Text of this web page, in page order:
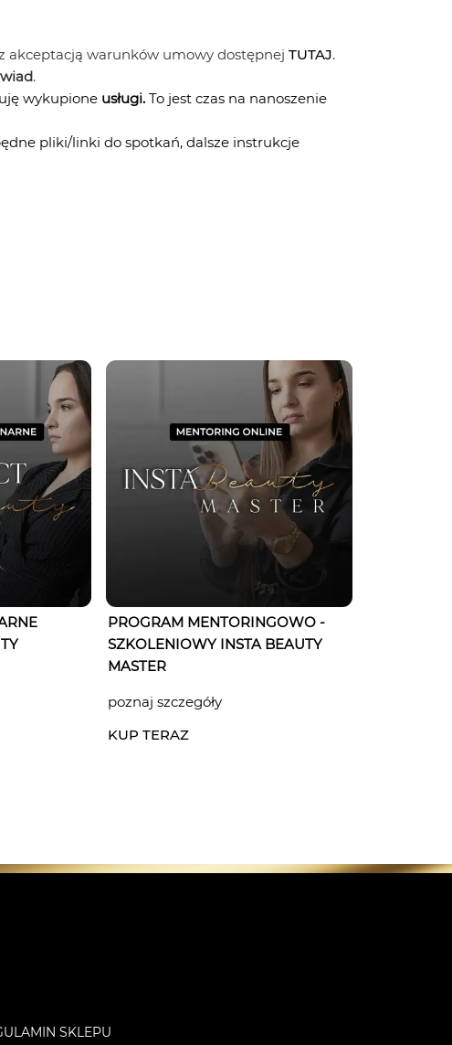
akceptacją warunków umowy dostępnej TUTAJ.
.
wykupione usługi. To jest czas na nanoszenie
pliki/linki do spotkań, dalsze instrukcje
PROGRAM MENTORINGOWO -
SZKOLENIOWY INSTA BEAUTY
MASTER
poznaj szczegóły
KUP TERAZ
SKLEPU